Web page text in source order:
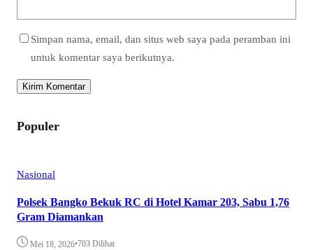
Simpan nama, email, dan situs web saya pada peramban ini
untuk komentar saya berikutnya.
Populer
Nasional
Polsek Bangko Bekuk RC di Hotel Kamar 203, Sabu 1,76
Gram Diamankan
Mei 18, 2026•703 Dilihat